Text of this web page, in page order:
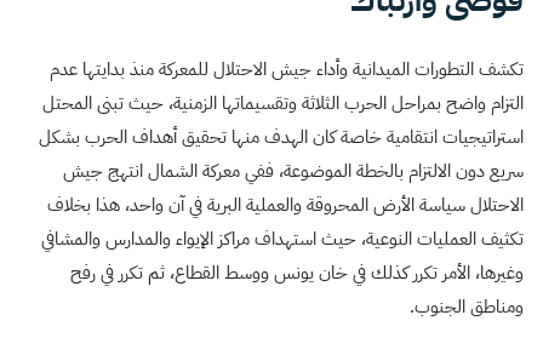
تكشف التطورات الميدانية وأداء جيش الاحتلال للمعركة منذ بدايتها عدم
التزام واضح بمراحل الحرب الثلاثة وتقسيماتها الزمنية، حيث تبنى المحتل
استراتيجيات انتقامية خاصة كان الهدف منها تحقيق أهداف الحرب بشكل
سريع دون الالتزام بالخطة الموضوعة، ففي معركة الشمال انتهج جيش
الاحتلال سياسة الأرض المحروقة والعملية البرية في آن واحد، هذا بخلاف
تكثيف العمليات النوعية، حيث استهداف مراكز الإيواء والمدارس والمشافي
وغيرها، الأمر تكرر كذلك في خان يونس ووسط القطاع، ثم تكرر في رفح
ومناطق الجنوب.